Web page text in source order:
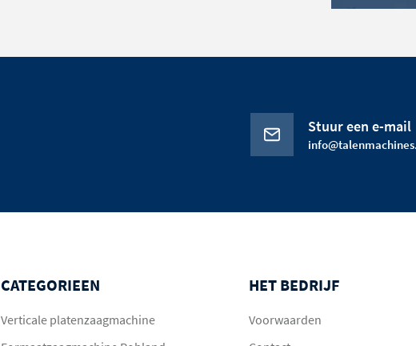
Stuur een e-mail
CATEGORIEEN
Verticale platenzaagmachine
HET BEDRIJF
Voorwaarden